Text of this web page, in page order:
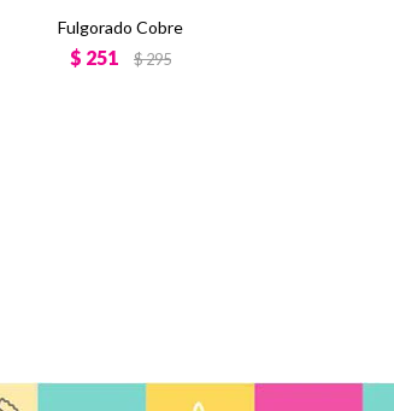
Fulgorado Cobre
$ 251 $295